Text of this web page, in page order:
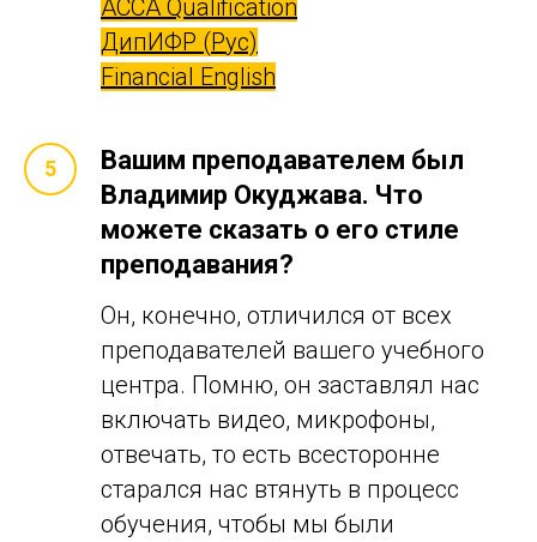
ACCA Qualification
ДипИФР (Рус)
Financial English
Вашим преподавателем был
Владимир Окуджава. Что
можете сказать о его стиле
преподавания?
Он, конечно, отличился от всех
преподавателей вашего учебного
центра. Помню, он заставлял нас
включать видео, микрофоны,
отвечать, то есть всесторонне
старался нас втянуть в процесс
обучения, чтобы мы были